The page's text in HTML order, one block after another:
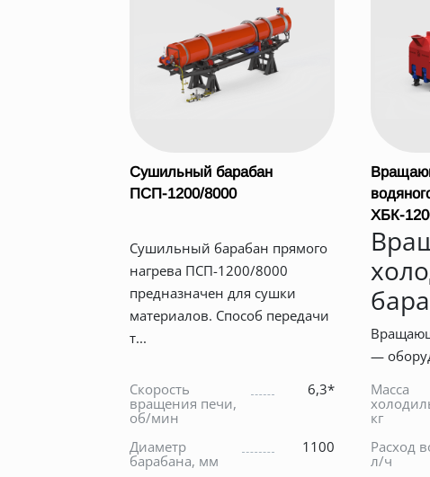
Сушильный барабан
ПСП-1200/8000
Сушильный барабан прямого
нагрева ПСП-1200/8000
предназначен для сушки
материалов. Способ передачи
т...
Скорость
вращения печи,
об/мин
6,3*
Диаметр
барабана, мм
1100
ХБК-
—
Масса
кг
Расход
л/ч